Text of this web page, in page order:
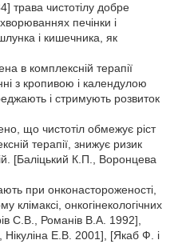
трава чистотілу добре
печінки і
і кишечника, як
в комплексній терапії
з кропивою і календулою
і стримують розвиток
що чистотіл обмежує ріст
терапії, знижує ризик
[Баліцький К.П., Воронцева
при онконастороженості,
клімаксі, онкогінекологічних
С.В., Романів В.А. 1992],
Е.В. 2001], [Якаб Ф. і